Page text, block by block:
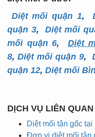
Diệt mối quận 1,
quận 3, Diệt mối
mối quận 6, Diệt
8,Diệt mối quận 9,
quận 12, Diệt mối
DỊCH VỤ LIÊN QUAN
Diệt mối tận gốc